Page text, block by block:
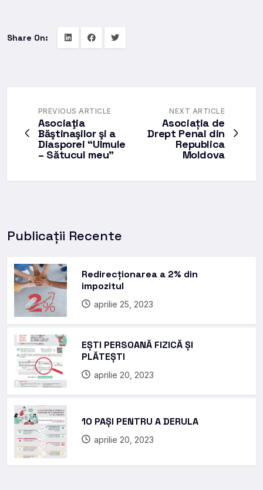
Share On:
PREVIOUS ARTICLE
Asociaţia
Băştinaşilor şi a
Diasporei “Ulmule
– Sătucul meu”
NEXT ARTICLE
Asociația de
Drept Penal din
Republica
Moldova
Publicații Recente
Redirecționarea a 2% din
impozitul
aprilie 25, 2023
EȘTI PERSOANĂ FIZICĂ ȘI
PLĂTEȘTI
aprilie 20, 2023
10 PAȘI PENTRU A DERULA
aprilie 20, 2023